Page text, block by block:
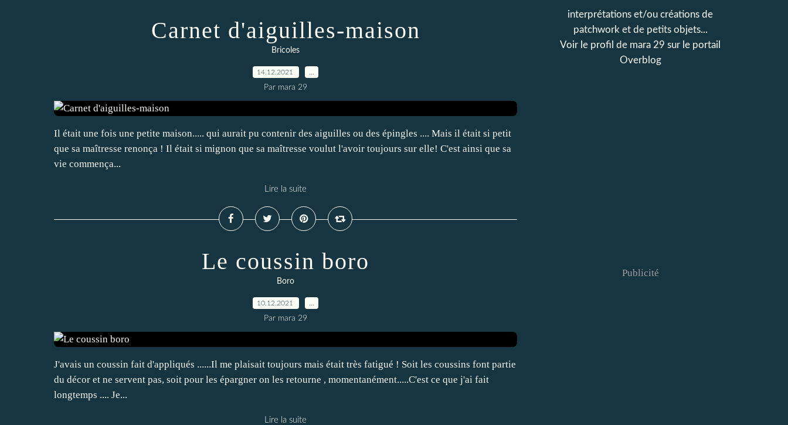
Carnet d'aiguilles-maison
Bricoles
14.12.2021
Par mara 29
Il était une fois une petite maison..... qui aurait pu contenir des aiguilles ou des épingles .... Mais il était si petit
que sa maîtresse renonça ! Il était si mignon que sa maîtresse voulut l'avoir toujours sur elle! C'est ainsi que sa
vie commença...
Lire la suite
Le coussin boro
Boro
10.12.2021
Par mara 29
J'avais un coussin fait d'appliqués ......Il me plaisait toujours mais était très fatigué ! Soit les coussins font partie
du décor et ne servent pas, soit pour les épargner on les retourne , momentanément.....C'est ce que j'ai fait
longtemps .... Je...
Lire la suite
interprétations et/ou créations de
patchwork et de petits objets...
Voir le profil de mara 29 sur le portail
Overblog
Publicité